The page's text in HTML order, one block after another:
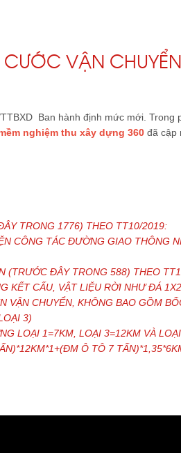
VẬN
Ban hành định mức mới. Trong
nghiệm thu xây dựng 360đã cập
TRONG 1776) THEO TT10/2019:
CÔNG TÁC ĐƯỜNG GIAO THÔNG
(TRƯỚC ĐÂY TRONG 588) THEO
KẾT CẤU, VẬT LIỆU RỜI NHƯ ĐÁ
CHUYỂN, KHÔNG BAO GỒM
3)
LOẠI 1=7KM, LOẠI 3=12KM VÀ
Ô TÔ 7